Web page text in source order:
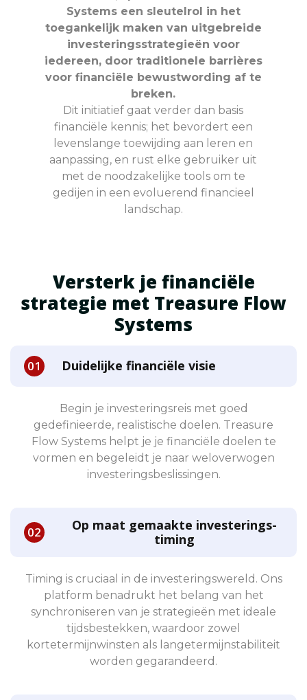
Systems een sleutelrol in het
toegankelijk maken van uitgebreide
investeringsstrategieën voor
iedereen, door traditionele barrières
voor financiële bewustwording af te
breken.
Dit initiatief gaat verder dan basis
financiële kennis; het bevordert een
levenslange toewijding aan leren en
aanpassing, en rust elke gebruiker uit
met de noodzakelijke tools om te
gedijen in een evoluerend financieel
landschap.
Versterk je financiële
strategie met Treasure Flow
Systems
Duidelijke financiële visie
Begin je investeringsreis met goed
gedefinieerde, realistische doelen. Treasure
Flow Systems helpt je je financiële doelen te
vormen en begeleidt je naar weloverwogen
investeringsbeslissingen.
Op maat gemaakte investerings-
timing
Timing is cruciaal in de investeringswereld. Ons
platform benadrukt het belang van het
synchroniseren van je strategieën met ideale
tijdsbestekken, waardoor zowel
kortetermijnwinsten als langetermijnstabiliteit
worden gegarandeerd.